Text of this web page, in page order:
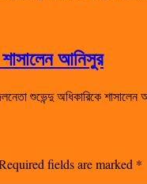
আনিসুর
শুভেন্দু অধিকারিকে
fields are marked *